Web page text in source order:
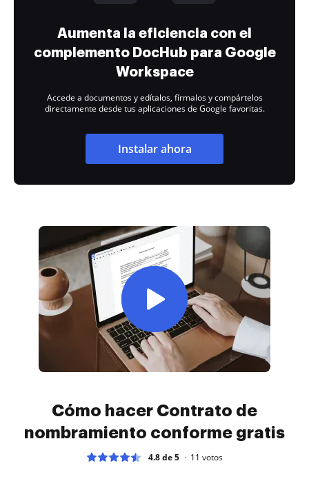
Aumenta la eficiencia con el
complemento DocHub para Google
Workspace
Accede a documentos y edítalos, fírmalos y compártelos
directamente desde tus aplicaciones de Google favoritas.
Instalar ahora
Cómo hacer Contrato de
nombramiento conforme gratis
4.8 de 5 11 votos